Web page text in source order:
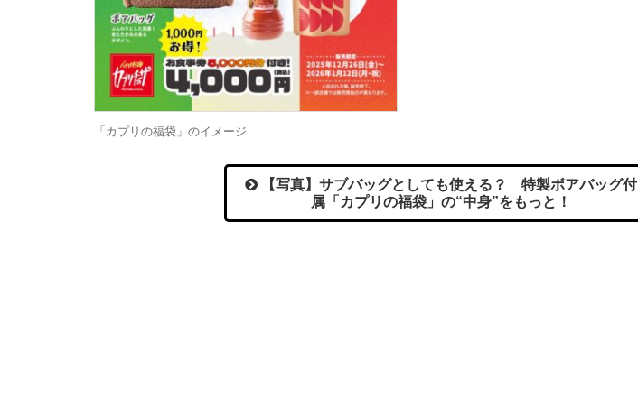
「カプリの福袋」のイメージ
【写真】サブバッグとしても使える？ 特製ボアバッグ付
属「カプリの福袋」の“中身”をもっと！